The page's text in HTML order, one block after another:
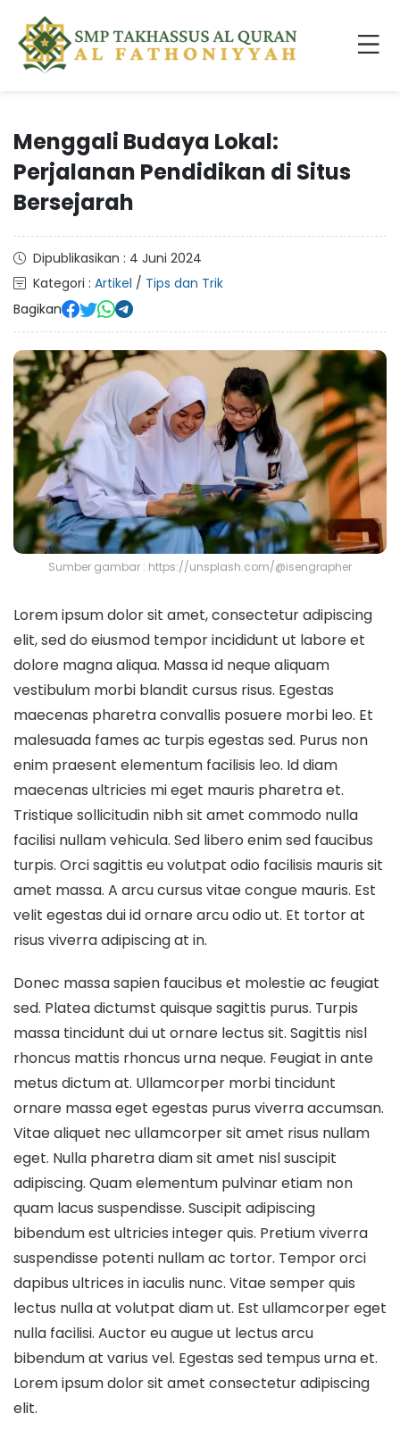
Menggali Budaya Lokal:
Perjalanan Pendidikan di Situs
Bersejarah
Dipublikasikan : 4 Juni 2024
Kategori : Artikel / Tips dan Trik
Bagikan
Sumber gambar : https://unsplash.com/@isengrapher
Lorem ipsum dolor sit amet, consectetur adipiscing
elit, sed do eiusmod tempor incididunt ut labore et
dolore magna aliqua. Massa id neque aliquam
vestibulum morbi blandit cursus risus. Egestas
maecenas pharetra convallis posuere morbi leo. Et
malesuada fames ac turpis egestas sed. Purus non
enim praesent elementum facilisis leo. Id diam
maecenas ultricies mi eget mauris pharetra et.
Tristique sollicitudin nibh sit amet commodo nulla
facilisi nullam vehicula. Sed libero enim sed faucibus
turpis. Orci sagittis eu volutpat odio facilisis mauris sit
amet massa. A arcu cursus vitae congue mauris. Est
velit egestas dui id ornare arcu odio ut. Et tortor at
risus viverra adipiscing at in.
Donec massa sapien faucibus et molestie ac feugiat
sed. Platea dictumst quisque sagittis purus. Turpis
massa tincidunt dui ut ornare lectus sit. Sagittis nisl
rhoncus mattis rhoncus urna neque. Feugiat in ante
metus dictum at. Ullamcorper morbi tincidunt
ornare massa eget egestas purus viverra accumsan.
Vitae aliquet nec ullamcorper sit amet risus nullam
eget. Nulla pharetra diam sit amet nisl suscipit
adipiscing. Quam elementum pulvinar etiam non
quam lacus suspendisse. Suscipit adipiscing
bibendum est ultricies integer quis. Pretium viverra
suspendisse potenti nullam ac tortor. Tempor orci
dapibus ultrices in iaculis nunc. Vitae semper quis
lectus nulla at volutpat diam ut. Est ullamcorper eget
nulla facilisi. Auctor eu augue ut lectus arcu
bibendum at varius vel. Egestas sed tempus urna et.
Lorem ipsum dolor sit amet consectetur adipiscing
elit.